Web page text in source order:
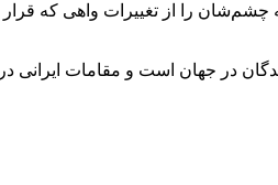
چشم‌شان را از تغییرات واهی که